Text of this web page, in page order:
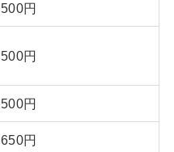
500円
500円
500円
650円